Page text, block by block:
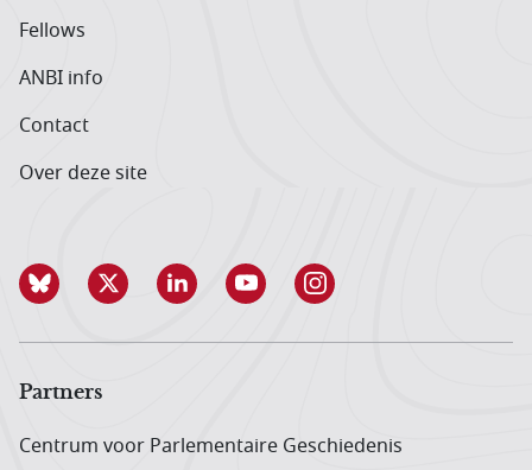
Fellows
ANBI info
Contact
Over deze site
Partners
Centrum voor Parlementaire Geschiedenis